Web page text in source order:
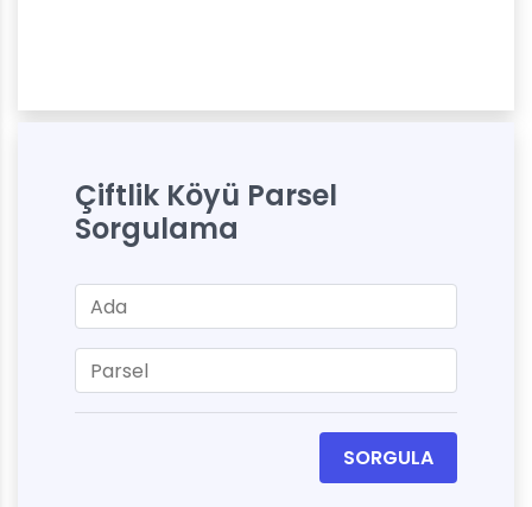
Çiftlik Köyü Parsel
Sorgulama
SORGULA